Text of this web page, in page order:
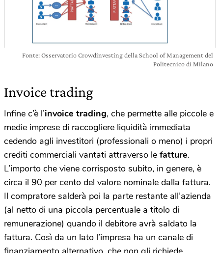
Fonte: Osservatorio Crowdinvesting della School of Management del
Politecnico di Milano
Invoice trading
Infine c’è l’invoice trading, che permette alle piccole e
medie imprese di raccogliere liquidità immediata
cedendo agli investitori (professionali o meno) i propri
crediti commerciali vantati attraverso le fatture.
L’importo che viene corrisposto subito, in genere, è
circa il 90 per cento del valore nominale dalla fattura.
Il compratore salderà poi la parte restante all’azienda
(al netto di una piccola percentuale a titolo di
remunerazione) quando il debitore avrà saldato la
fattura. Così da un lato l’impresa ha un canale di